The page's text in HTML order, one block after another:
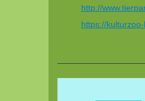
http://
https://